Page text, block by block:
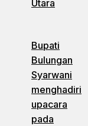
Utara
Bupati
Bulungan
Syarwani
menghadiri
upacara
pada